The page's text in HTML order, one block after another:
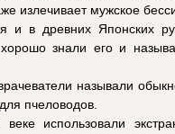
излечивает мужское
и в древних Японских
знали его и
называли
пчеловодов.
использовали